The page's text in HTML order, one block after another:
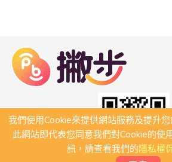
我們使用Cookie來提供網站服務及提升
此網站即代表您同意我們對Cookie的使
訊，請查看我們的隱私權